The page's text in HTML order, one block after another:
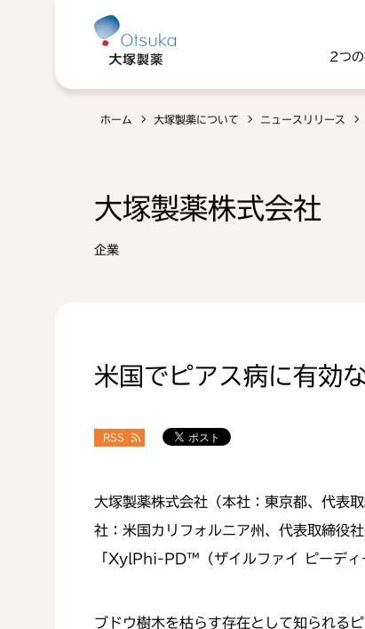
2つ
ホーム 大塚製薬について ニュースリリース
大塚製薬株式会社
企業
米国でピアス病に有効
RSS
大塚製薬株式会社（本社：東京都、代
社：米国カリフォルニア州、代表取締役
「XylPhi-PD™（ザイルファイ ピーディ
ブドウ樹木を枯らす存在として知られるピ